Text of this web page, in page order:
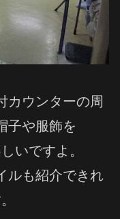
カウンターの周
子や服飾を
いですよ。
ルも紹介できれ